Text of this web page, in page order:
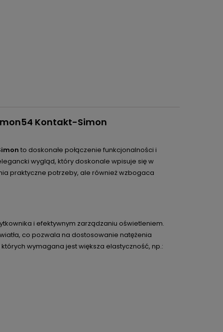
Kontakt-Simon
to doskonałe połączenie funkcjonalności i
wygląd, który doskonale wpisuje się w
praktyczne potrzeby, ale również wzbogaca
i efektywnym zarządzaniu oświetleniem.
co pozwala na dostosowanie natężenia
wymagana jest większa elastyczność, np.: